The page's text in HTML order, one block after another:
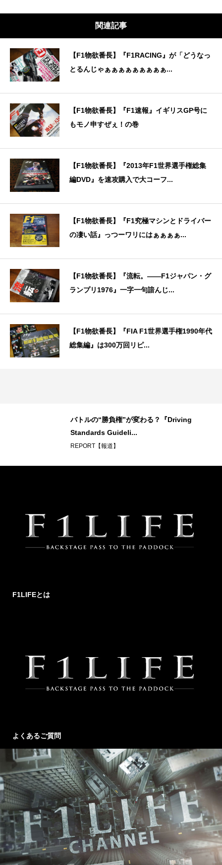
関連記事
【F1物欲番長】『F1RACING』が「どうなっ
とるんじゃぁぁぁぁぁぁぁぁぁ...
【F1物欲番長】『F1速報』イギリスGP号に
もモノ申すぜぇ！の巻
【F1物欲番長】『2013年F1世界選手権総集
編DVD』を速攻購入で大コーフ...
【F1物欲番長】『F1究極マシンとドライバー
の凄い話』っつーワリにはぁぁぁぁ...
【F1物欲番長】『流転。——F1ジャパン・グ
ランプリ1976』一字一句諳んじ...
【F1物欲番長】『FIA F1世界選手権1990年代
総集編』は300万回リピ...
バトルの“勝負権”が変わる？『Driving
Standards Guideli...
REPORT【報道】
F1LIFEとは
よくあるご質問